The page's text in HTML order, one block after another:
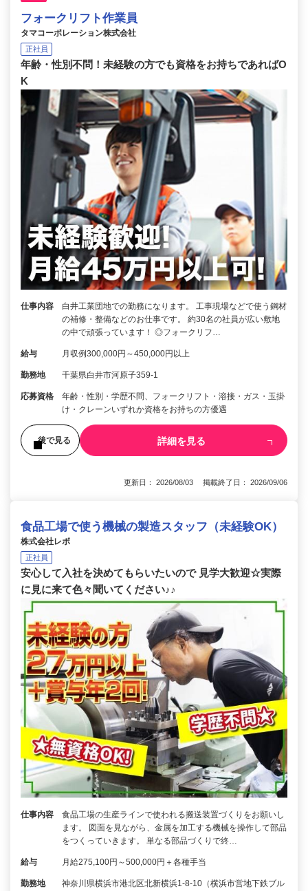
フォークリフト作業員
タマコーポレーション株式会社
正社員
年齢・性別不問！未経験の方でも資格をお持ちであればO
K
仕事内容
白井工業団地での勤務になります。 工事現場などで使う鋼材
の補修・整備などのお仕事です。 約30名の社員が広い敷地
の中で頑張っています！ ◎フォークリフ…
給与 月収例300,000円～450,000円以上
勤務地 千葉県白井市河原子359-1
応募資格
年齢・性別・学歴不問、フォークリフト・溶接・ガス・玉掛
け・クレーンいずれか資格をお持ちの方優遇
後で見る 詳細を見る
更新日： 2026/08/03 掲載終了日： 2026/09/06
食品工場で使う機械の製造スタッフ（未経験OK）
株式会社レボ
正社員
安心して入社を決めてもらいたいので 見学大歓迎☆実際
に見に来て色々聞いてください♪♪
仕事内容
食品工場の生産ラインで使われる搬送装置づくりをお願いし
ます。 図面を見ながら、金属を加工する機械を操作して部品
をつくっていきます。 単なる部品づくりで終…
給与 月給275,100円～500,000円＋各種手当
勤務地
神奈川県横浜市港北区北新横浜1-8-10（横浜市営地下鉄ブル